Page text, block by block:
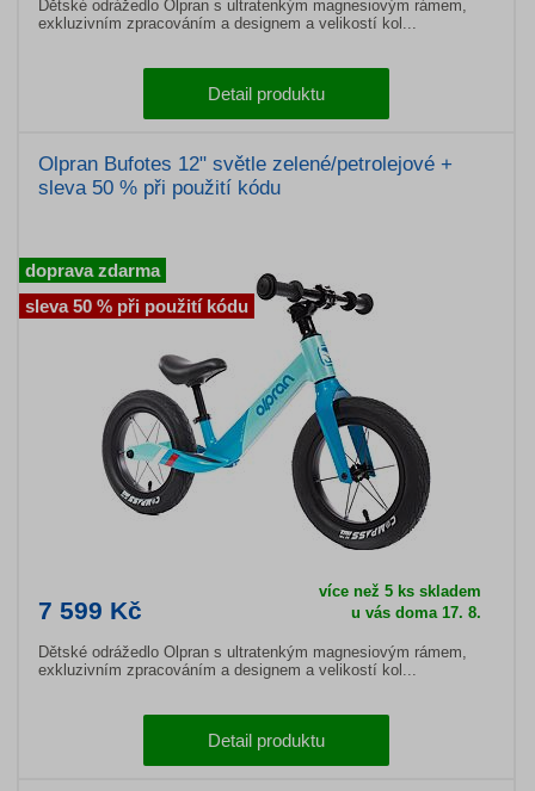
Dětské odrážedlo Olpran s ultratenkým magnesiovým rámem,
exkluzivním zpracováním a designem a velikostí kol...
Detail produktu
Olpran Bufotes 12" světle zelené/petrolejové +
sleva 50 % při použití kódu
7 599 Kč
více než 5 ks skladem
u vás doma 17. 8.
Dětské odrážedlo Olpran s ultratenkým magnesiovým rámem,
exkluzivním zpracováním a designem a velikostí kol...
Detail produktu
doprava zdarma
sleva 50 % při použití kódu